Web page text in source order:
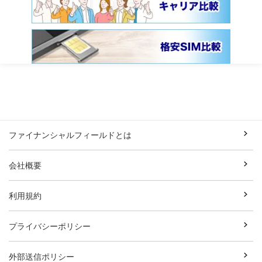
ファイナンシャルフィールドとは
会社概要
利用規約
プライバシーポリシー
外部送信ポリシー